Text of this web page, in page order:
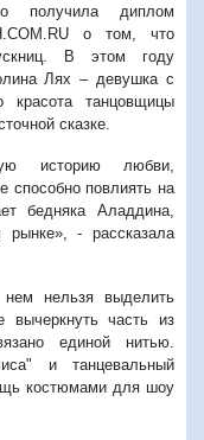
получила диплом
о том, что
В этом году
Лях – девушка с
красота танцовщицы
сказке.
историю любви,
способно повлиять на
бедняка Аладдина,
рынке», - рассказала
нельзя выделить
вычеркнуть часть из
единой нитью.
и танцевальный
костюмами для шоу